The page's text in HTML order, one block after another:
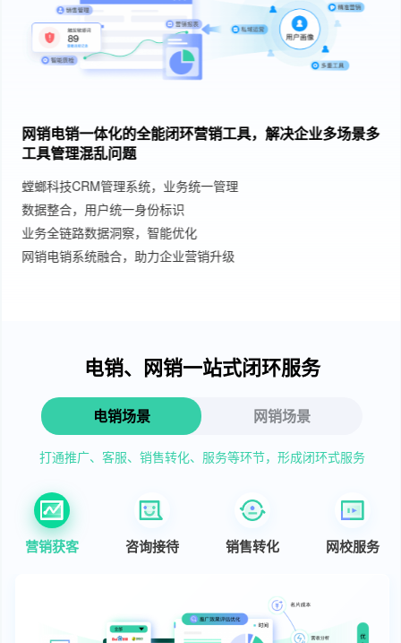
网销电销一体化的全能闭环营销工具，解决企业多场景多
工具管理混乱问题
螳螂科技CRM管理系统，业务统一管理
数据整合，用户统一身份标识
业务全链路数据洞察，智能优化
网销电销系统融合，助力企业营销升级
电销、网销一站式闭环服务
电销场景 网销场景
打通推广、客服、销售转化、服务等环节，形成闭环式服务
营销获客 咨询接待 销售转化 网校服务